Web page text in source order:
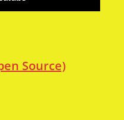
Source)